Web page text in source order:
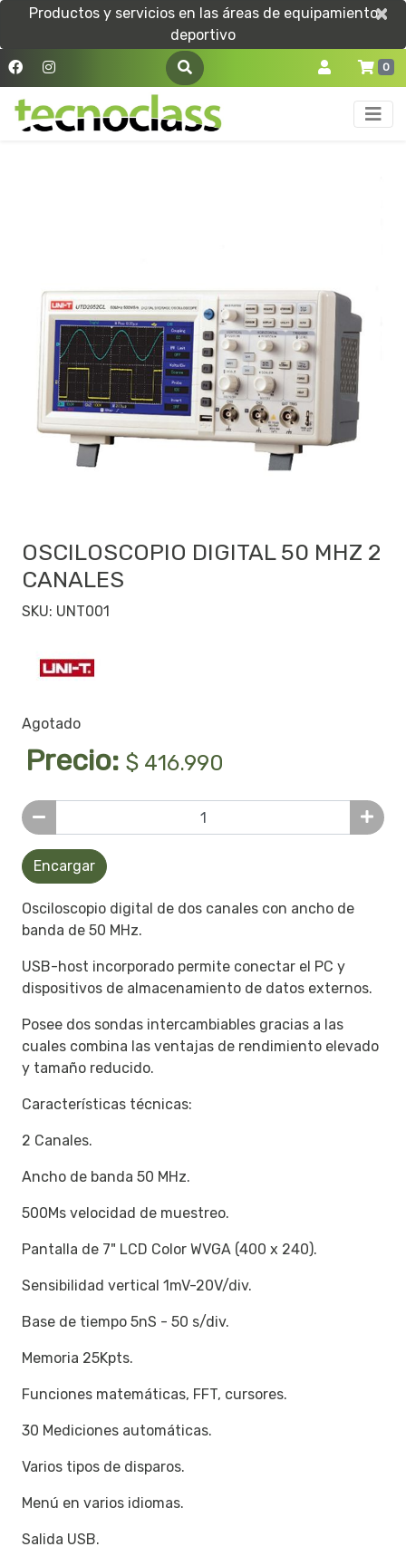
Productos y servicios en las áreas de equipamiento
deportivo
×
×
0
OSCILOSCOPIO DIGITAL 50 MHZ 2
CANALES
SKU: UNT001
Agotado
Precio: $ 416.990
Encargar
Osciloscopio digital de dos canales con ancho de
banda de 50 MHz.
USB-host incorporado permite conectar el PC y
dispositivos de almacenamiento de datos externos.
Posee dos sondas intercambiables gracias a las
cuales combina las ventajas de rendimiento elevado
y tamaño reducido.
Características técnicas:
2 Canales.
Ancho de banda 50 MHz.
500Ms velocidad de muestreo.
Pantalla de 7" LCD Color WVGA (400 x 240).
Sensibilidad vertical 1mV-20V/div.
Base de tiempo 5nS - 50 s/div.
Memoria 25Kpts.
Funciones matemáticas, FFT, cursores.
30 Mediciones automáticas.
Varios tipos de disparos.
Menú en varios idiomas.
Salida USB.